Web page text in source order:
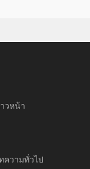
วหน้า
ความทั่วไป